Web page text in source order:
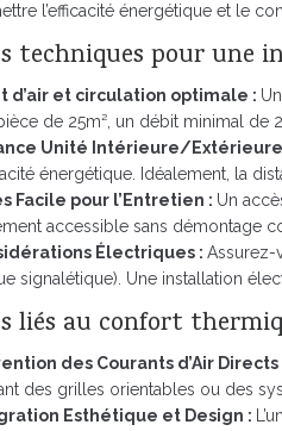
l’efficacité énergétique et le
techniques pour une
d’air et circulation optimale :
de 25m², un débit minimal de
Unité Intérieure/
énergétique. Idéalement, la
Facile pour l’Entretien : Un
accessible sans démontage
Électriques : Assurez-
signalétique). Une installation
liés au confort
des Courants d’Air Directs
des grilles orientables ou des
Esthétique et Design :